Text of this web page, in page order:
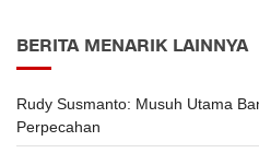
BERITA MENARIK LAINNYA
Rudy Susmanto: Musuh Utama
Perpecahan